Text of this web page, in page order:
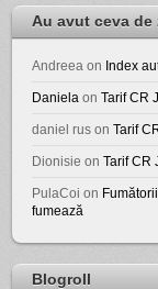
Au avut ceva de
Andreea on Index
Daniela onTarif CR
daniel rus onTarif
Dionisie onTarif CR
PulaCoi on
fumează
Blogroll